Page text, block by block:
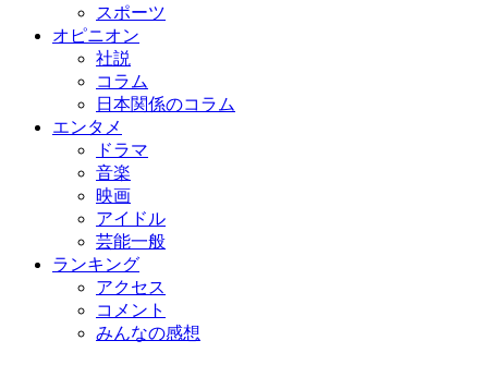
スポーツ
オピニオン
社説
コラム
日本関係のコラム
エンタメ
ドラマ
音楽
映画
アイドル
芸能一般
ランキング
アクセス
コメント
みんなの感想